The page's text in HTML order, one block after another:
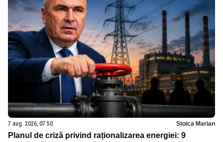
7 aug. 2026, 07:50 Stoica Marian
Planul de criză privind raționalizarea energiei: 9